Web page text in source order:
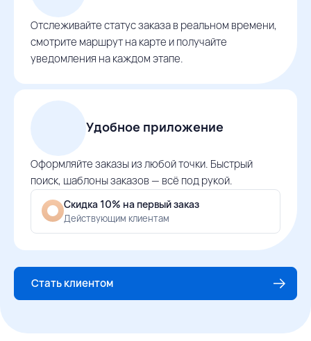
Отслеживайте статус заказа в реальном времени,
смотрите маршрут на карте и получайте
уведомления на каждом этапе.
Удобное приложение
Оформляйте заказы из любой точки. Быстрый
поиск, шаблоны заказов — всё под рукой.
Скидка 10% на первый заказ
Действующим клиентам
Стать клиентом